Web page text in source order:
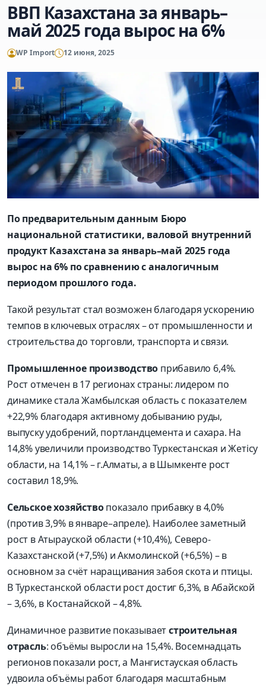
ВВП Казахстана за январь–
май 2025 года вырос на 6%
WP Import 12 июня, 2025
По предварительным данным Бюро
национальной статистики, валовой внутренний
продукт Казахстана за январь–май 2025 года
вырос на 6% по сравнению с аналогичным
периодом прошлого года.
Такой результат стал возможен благодаря ускорению
темпов в ключевых отраслях – от промышленности и
строительства до торговли, транспорта и связи.
Промышленное производство прибавило 6,4%.
Рост отмечен в 17 регионах страны: лидером по
динамике стала Жамбылская область с показателем
+22,9% благодаря активному добыванию руды,
выпуску удобрений, портландцемента и сахара. На
14,8% увеличили производство Туркестанская и Жетісу
области, на 14,1% – г.Алматы, а в Шымкенте рост
составил 18,9%.
Сельское хозяйствопоказало прибавку в 4,0%
(против 3,9% в январе–апреле). Наиболее заметный
рост в Атырауской области (+10,4%), Северо-
Казахстанской (+7,5%) и Акмолинской (+6,5%) – в
основном за счёт наращивания забоя скота и птицы.
В Туркестанской области рост достиг 6,3%, в Абайской
– 3,6%, в Костанайской – 4,8%.
Динамичное развитие показываетстроительная
отрасль: объёмы выросли на 15,4%. Восемнадцать
регионов показали рост, а Мангистауская область
удвоила объёмы работ благодаря масштабным